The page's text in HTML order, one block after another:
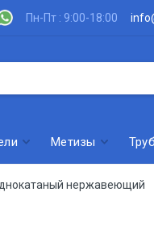
Пн-Пт : 9:00-18:00
Метизы
нержавеющий